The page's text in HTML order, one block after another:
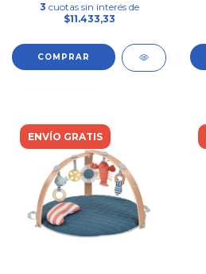
3 cuotas sin interés de
$11.433,33
ENVÍO GRATIS